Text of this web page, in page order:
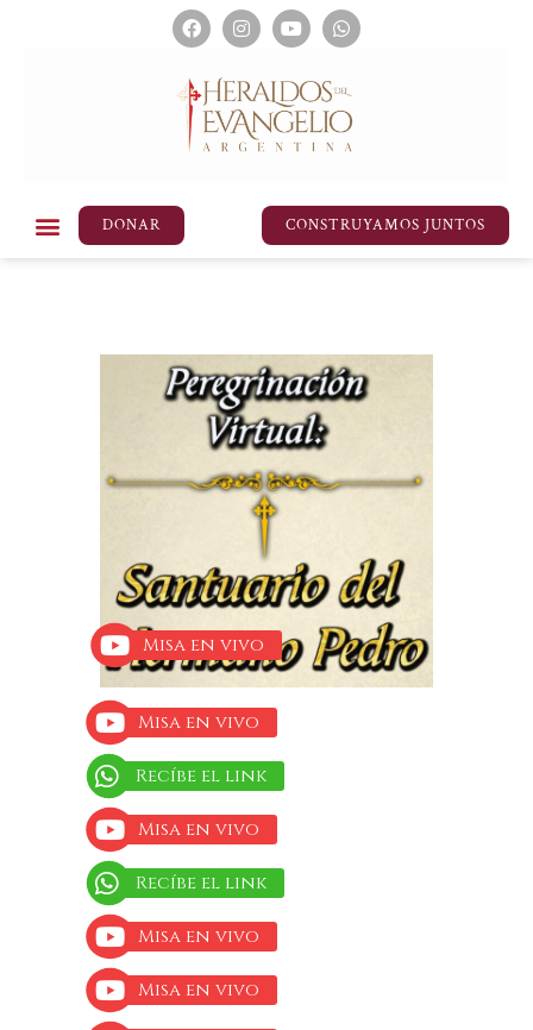
DONAR CONSTRUYAMOS JUNTOS
Misa en vivo
Misa en vivo
Recíbe el link
Misa en vivo
Recíbe el link
Misa en vivo
Misa en vivo